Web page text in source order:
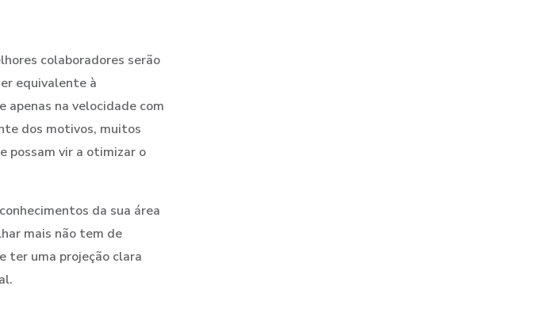
colaboradores serão
equivalente à
apenas na velocidade com
dos motivos, muitos
possam vir a otimizar o
da sua área
mais não tem de
ter uma projeção clara